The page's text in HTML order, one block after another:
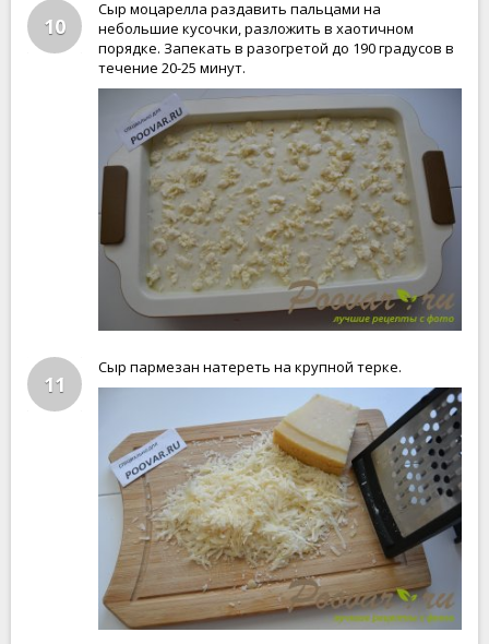
10
Сыр моцарелла раздавить пальцами на
небольшие кусочки, разложить в хаотичном
порядке. Запекать в разогретой до 190 градусов в
течение 20-25 минут.
11
Сыр пармезан натереть на крупной терке.